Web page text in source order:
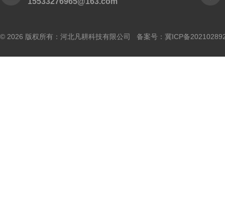
© 2026 版权所有：河北凡耕科技有限公司 备案号： 冀ICP备